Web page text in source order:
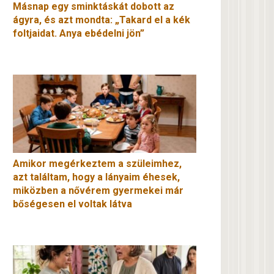
Másnap egy sminktáskát dobott az
ágyra, és azt mondta: „Takard el a kék
foltjaidat. Anya ebédelni jön”
Amikor megérkeztem a szüleimhez,
azt találtam, hogy a lányaim éhesek,
miközben a nővérem gyermekei már
bőségesen el voltak látva